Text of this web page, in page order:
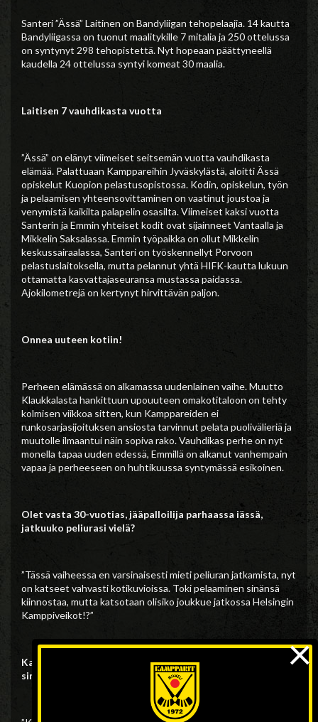
Santeri ”Ässä” Laitinen on Bandyliigan tehopelaajia. 14 kautta
Bandyliigassa on tuonut maalitykille 7 mitalia ja 250 ottelussa
on syntynyt 298 tehopistettä. Nyt hopeaan päättyneellä
kaudella 24 ottelussa syntyi komeat 30 maalia.
Laitisen 7 vauhdikasta vuotta
”Ässä” on elänyt viimeiset seitsemän vuotta vauhdikasta
elämää. Palattuaan Kamppareihin Jyväskylästä, aloitti Ässä
opiskelut Kuopion pelastusopistossa. Kodin, opiskelun, työn
ja pelaamisen yhteensovittaminen on vaatinut joustoa ja
venymistä kaikilta palapelin osasilta. Viimeiset kaksi vuotta
Santerin ja Emmin yhteiset kodit ovat sijainneet Vantaalla ja
Mikkelin Saksalassa. Emmin työpaikka on ollut Mikkelin
keskussairaalassa, Santeri on työskennellyt Porvoon
pelastuslaitoksella, mutta pelannut yhtä HIFK-kautta lukuun
ottamatta kasvattajaseuransa mustassa paidassa.
Ajokilometrejä on kertynyt hirvittävän paljon.
Onnea uuteen kotiin!
Perheen elämässä on alkamassa uudenlainen vaihe. Muutto
Klaukkalasta hankittuun upouuteen omakotitaloon on tehty
kolmisen viikkoa sitten, kun Kamppareiden ei
runkosarjasijoituksen ansiosta tarvinnut pelata puolivälieriä ja
muutolle ilmaantui näin sopiva rako. Vauhdikas perhe on nyt
monella tapaa uuden edessä, Emmillä on alkanut vanhempain
vapaa ja perheeseen on huhtikuussa syntymässä esikoinen.
Olet vasta 30-vuotias, jääpalloilija parhaassa iässä,
jatkuuko peliurasi vielä?
”Tässä vaiheessa en varsinaisesti mieti peliuran jatkamista, nyt
on katseet vahvasti kotikuvioissa. Toki pelaaminen sinänsä
kiinnostaa, mutta katsotaan olisiko joukkue jatkossa Helsingin
Kamppiveikot!?”
Kamppariyhteisö kiittää kuluneista vuosista ja toivottaa
sinulle ja perheellesi kaikkea hyvää jatkoon
×